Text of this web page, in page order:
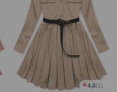
4,0(1)